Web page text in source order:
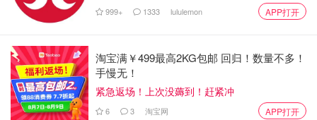
999+ 1333 lululemon APP打开
淘宝满￥499最高2KG包邮 回归！数量不多！
手慢无！
紧急返场！上次没薅到！赶紧冲
6 3 淘宝网 APP打开